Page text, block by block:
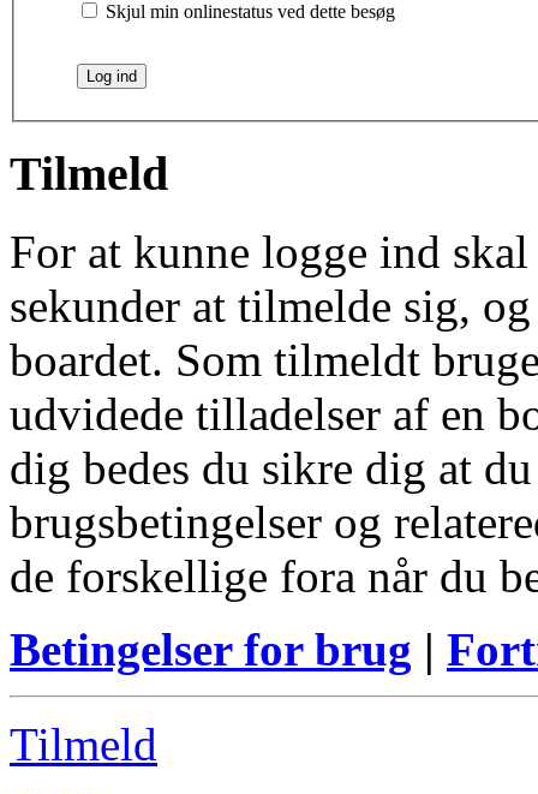
Skjul min onlinestatus ved dette besøg
Tilmeld
For at kunne logge ind
sekunder at tilmelde sig,
boardet. Som tilmeldt
udvidede tilladelser af en
dig bedes du sikre dig at
brugsbetingelser og
de forskellige fora når du
Betingelser for brug |
Tilmeld